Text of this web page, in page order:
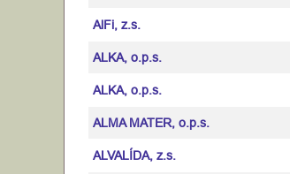
AlFi, z.s.
ALKA, o.p.s.
ALKA, o.p.s.
ALMA MATER, o.p.s.
ALVALÍDA, z.s.